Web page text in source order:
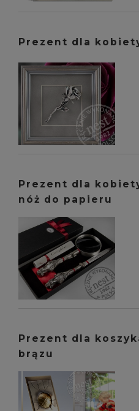
Prezent dla
Prezent dla
nóż do papieru
Prezent dla
brązu